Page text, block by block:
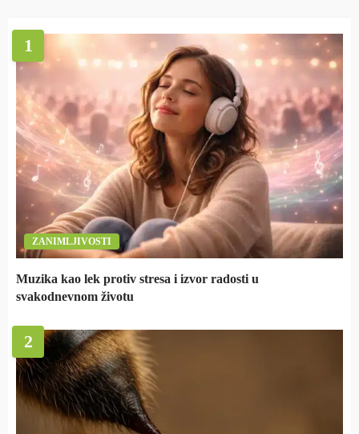
1
ZANIMLJIVOSTI
Muzika kao lek protiv stresa i izvor radosti u
svakodnevnom životu
2